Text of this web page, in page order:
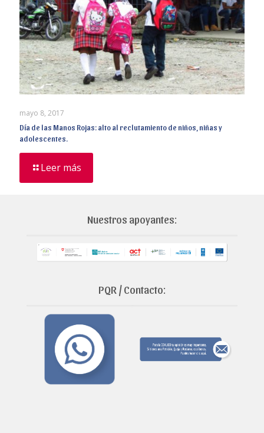
mayo 8, 2017
Día de las Manos Rojas: alto al reclutamiento de niños, niñas y
adolescentes.
Leer más
Nuestros apoyantes:
PQR / Contacto: